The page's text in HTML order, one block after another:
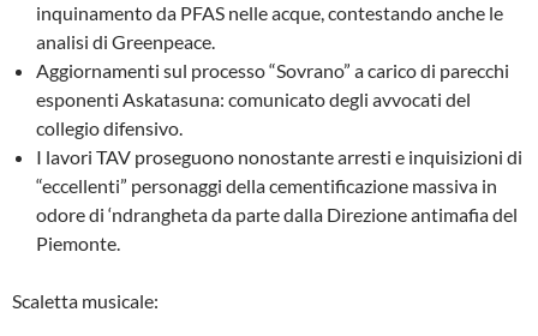
inquinamento da PFAS nelle acque, contestando anche le
analisi di Greenpeace.
Aggiornamenti sul processo “Sovrano” a carico di parecchi
esponenti Askatasuna: comunicato degli avvocati del
collegio difensivo.
I lavori TAV proseguono nonostante arresti e inquisizioni di
“eccellenti” personaggi della cementificazione massiva in
odore di ‘ndrangheta da parte dalla Direzione antimafia del
Piemonte.
Scaletta musicale: